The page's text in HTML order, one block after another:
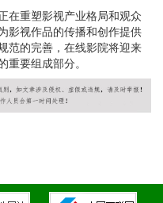
在重塑影视产业格局和观众
影视作品的传播和创作提供
范的完善，在线影院将迎来
要组成部分。